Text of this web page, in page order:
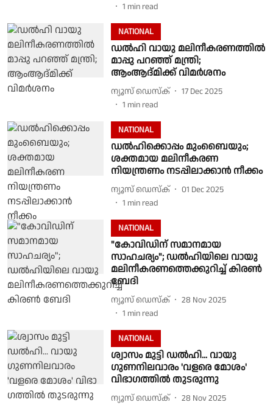
1 min read
NATIONAL
ഡൽഹി വായു മലിനീകരണത്തിൽ
മാപ്പു പറഞ്ഞ് മന്ത്രി;
ആംആദ്‌മിക്ക് വിമർശനം
ന്യൂസ് ഡെസ്ക്
17 Dec 2025
1 min read
NATIONAL
ഡൽഹിക്കൊപ്പം മുംബൈയും;
ശക്തമായ മലിനീകരണ
നിയന്ത്രണം നടപ്പിലാക്കാൻ നീക്കം
ന്യൂസ് ഡെസ്ക്
01 Dec 2025
1 min read
NATIONAL
"കോവിഡിന് സമാനമായ
സാഹചര്യം"; ഡൽഹിയിലെ വായു
മലിനീകരണത്തെക്കുറിച്ച് കിരൺ
ബേദി
ന്യൂസ് ഡെസ്ക്
28 Nov 2025
1 min read
NATIONAL
ശ്വാസം മുട്ടി ഡൽഹി... വായു ​
ഗുണനിലവാരം 'വളരെ മോശം'
വിഭാ​ഗത്തിൽ തുടരുന്നു
ന്യൂസ് ഡെസ്ക്
28 Nov 2025